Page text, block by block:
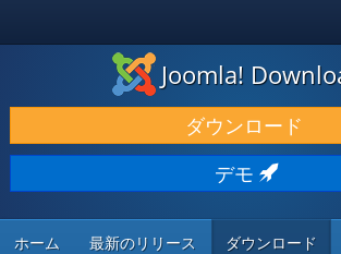
ダウンロードと機能拡張
発見と学び
コミュニティとサポート
開発者向けリソース
Joomla!
ダウンロード
デモ
ホーム 最新のリリース ダウンロード